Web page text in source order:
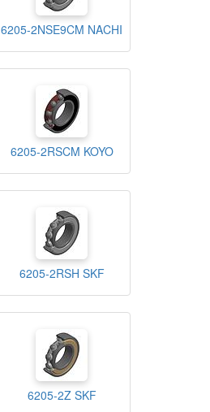
6205-2NSE9CM NACHI
6205-2RSCM KOYO
6205-2RSH SKF
6205-2Z SKF